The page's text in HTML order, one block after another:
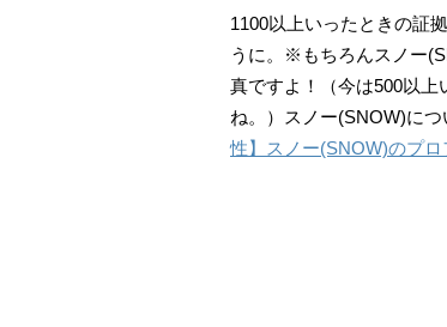
1100以上いったときの証
うに。※もちろんスノー
真ですよ！（今は500以上
ね。）スノー(SNOW)に
性】スノー(SNOW)のプ